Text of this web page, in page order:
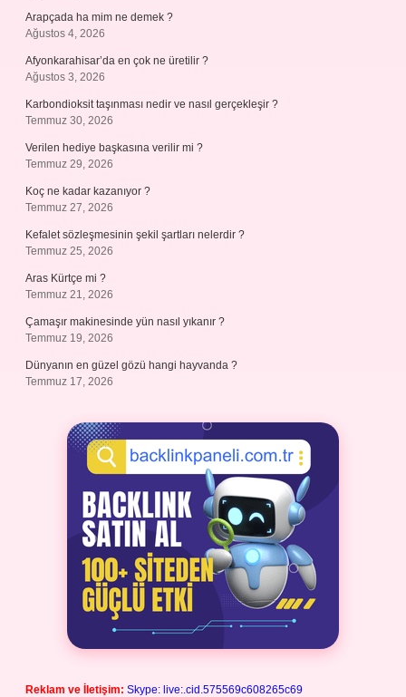
Arapçada ha mim ne demek ?
Ağustos 4, 2026
Afyonkarahisar’da en çok ne üretilir ?
Ağustos 3, 2026
Karbondioksit taşınması nedir ve nasıl gerçekleşir ?
Temmuz 30, 2026
Verilen hediye başkasına verilir mi ?
Temmuz 29, 2026
Koç ne kadar kazanıyor ?
Temmuz 27, 2026
Kefalet sözleşmesinin şekil şartları nelerdir ?
Temmuz 25, 2026
Aras Kürtçe mi ?
Temmuz 21, 2026
Çamaşır makinesinde yün nasıl yıkanır ?
Temmuz 19, 2026
Dünyanın en güzel gözü hangi hayvanda ?
Temmuz 17, 2026
Reklam ve İletişim: Skype: live:.cid.575569c608265c69